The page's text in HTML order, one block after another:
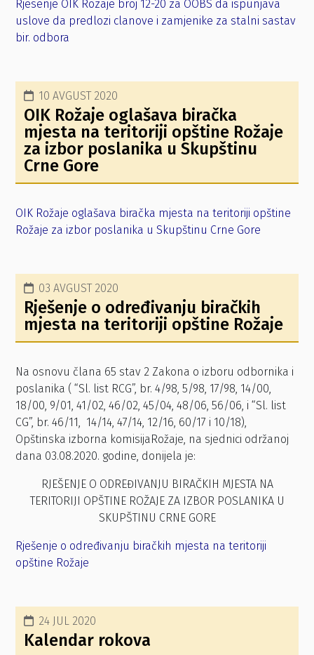
Rjesenje OIK Rozaje broj 12-20 za OOBS da ispunjava
uslove da predlozi clanove i zamjenike za stalni sastav
bir. odbora
10 AVGUST 2020
OIK Rožaje oglašava biračka
mjesta na teritoriji opštine Rožaje
za izbor poslanika u Skupštinu
Crne Gore
OIK Rožaje oglašava biračka mjesta na teritoriji opštine
Rožaje za izbor poslanika u Skupštinu Crne Gore
03 AVGUST 2020
Rješenje o određivanju biračkih
mjesta na teritoriji opštine Rožaje
Na osnovu člana 65 stav 2 Zakona o izboru odbornika i
poslanika ( “Sl. list RCG”, br. 4/98, 5/98, 17/98, 14/00,
18/00, 9/01, 41/02, 46/02, 45/04, 48/06, 56/06, i “Sl. list
CG”, br. 46/11, 14/14, 47/14, 12/16, 60/17 i 10/18),
Opštinska izborna komisijaRožaje, na sjednici održanoj
dana 03.08.2020. godine, donijela je:
RJEŠENJE O ODREĐIVANJU BIRAČKIH MJESTA NA
TERITORIJI OPŠTINE ROŽAJE ZA IZBOR POSLANIKA U
SKUPŠTINU CRNE GORE
Rješenje o određivanju biračkih mjesta na teritoriji
opštine Rožaje
24 JUL 2020
Kalendar rokova